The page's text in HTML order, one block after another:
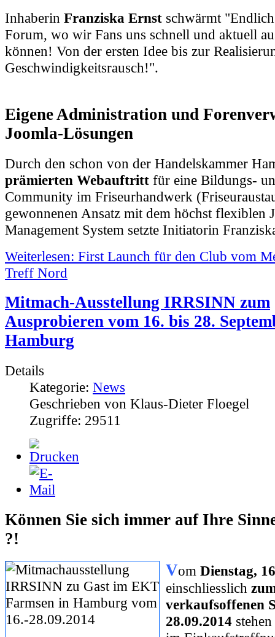
Inhaberin Franziska Ernst schwärmt
Forum, wo wir Fans uns schnell und aktuell
können! Von der ersten Idee bis zur
Geschwindigkeitsrausch!".
Eigene Administration und
Joomla-Lösungen
Durch den schon von der Handelskammer
prämierten Webauftritt für eine Bildungs-
Community im Friseurhandwerk
gewonnenen Ansatz mit dem höchst flexiblen
Management System setzte Initiatorin
Weiterlesen: First Launch für den Club vom
Treff Nord
Mitmach-Ausstellung IRRSINN zum
Ausprobieren vom 16. bis 28.
Hamburg
Details
Kategorie: News
Geschrieben von Klaus-Dieter Floegel
Zugriffe: 29511
Können Sie sich immer auf Ihre
?!
Vom Dienstag,
einschliesslich
verkaufsoffenen
28.09.2014